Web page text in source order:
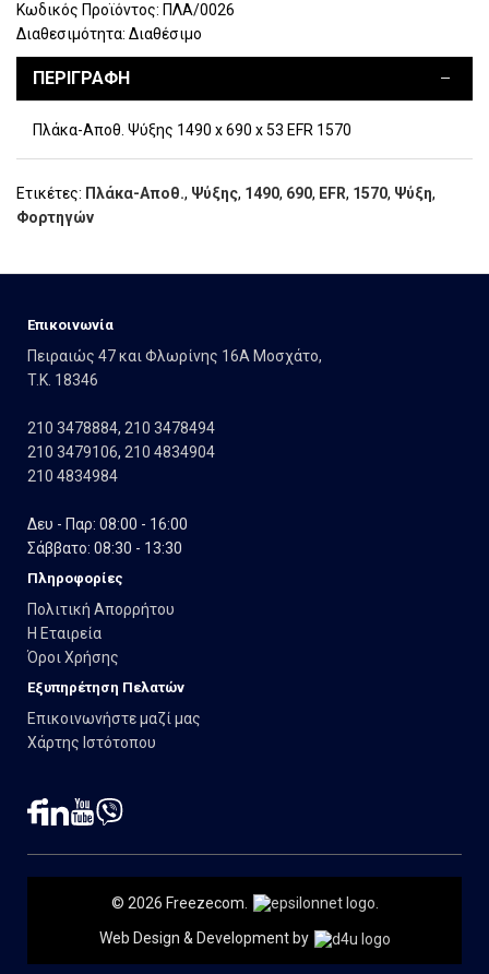
Κωδικός Προϊόντος: ΠΛΑ/0026
Διαθεσιμότητα: Διαθέσιμο
ΠΕΡΙΓΡΑΦΉ
Πλάκα-Αποθ. Ψύξης 1490 x 690 x 53 EFR 1570
Ετικέτες: Πλάκα-Αποθ., Ψύξης, 1490, 690, EFR, 1570, Ψύξη,
Φορτηγών
Eπικοινωνία
Πειραιώς 47 και Φλωρίνης 16Α Μοσχάτο,
T.K. 18346
210 3478884, 210 3478494
210 3479106, 210 4834904
210 4834984
Δευ - Παρ: 08:00 - 16:00
Σάββατο: 08:30 - 13:30
Πληροφορίες
Πολιτική Απορρήτου
Η Εταιρεία
Όροι Χρήσης
Εξυπηρέτηση Πελατών
Επικοινωνήστε μαζί μας
Χάρτης Ιστότοπου
© 2026 Freezecom.
Web Design & Development by